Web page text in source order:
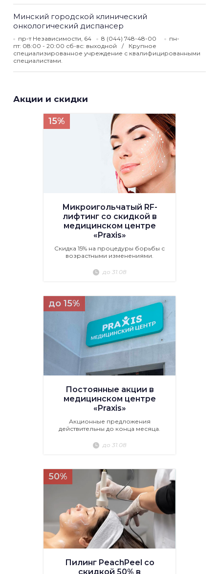
Минский городской клинический
онкологический диспансер
пр-т Независимости, 64 8 (044) 748-48-00
пн-
пт: 08:00 - 20:00 сб-вс: выходной
Крупное
специализированное учреждение с квалифицированными
специалистами.
Акции и скидки
15%
Микроигольчатый RF-
лифтинг со скидкой в
медицинском центре
«Praxis»
Скидка 15% на процедуры борьбы с
возрастными изменениями.
до 31.08
до 15%
Постоянные акции в
медицинском центре
«Praxis»
Акционные предложения
действительны до конца месяца.
до 31.08
50%
Пилинг PeachPeel со
скидкой 50% в